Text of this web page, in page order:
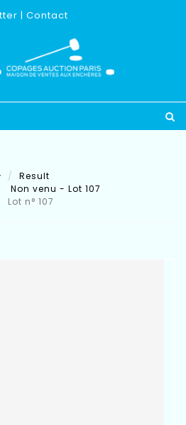
| Contact
Result
Non venu - Lot 107
Lot n° 107